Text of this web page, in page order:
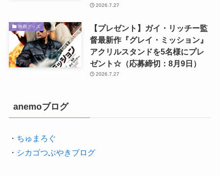
2026.7.27
映画グッズ
【プレゼント】ガイ・リッチー監
督最新作『グレイ・ミッション』
アクリルスタンドを5名様にプレ
ゼント☆（応募締切：8月9日）
2026.7.27
anemoブログ
・ ちゅまろぐ
・ シカゴつぶやきブログ